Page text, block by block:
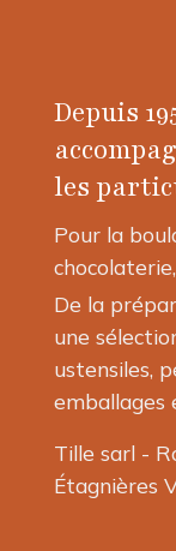
sur
du
Depuis
les
Pour la
De la
une
ustensiles,
emballages
Tille sarl -
Étagnières